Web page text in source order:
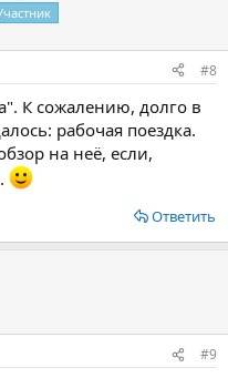
#8
К сожалению, долго в
рабочая поездка.
на неё, если,
Ответить
#9